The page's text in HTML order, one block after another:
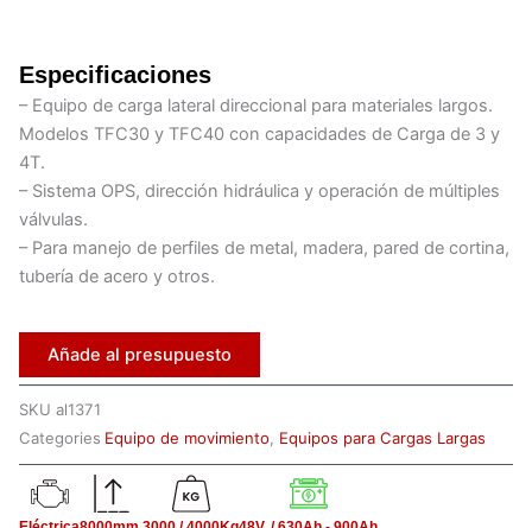
Especificaciones
– Equipo de carga lateral direccional para materiales largos.
Modelos TFC30 y TFC40 con capacidades de Carga de 3 y
4T.
– Sistema OPS, dirección hidráulica y operación de múltiples
válvulas.
– Para manejo de perfiles de metal, madera, pared de cortina,
tubería de acero y otros.
Añade al presupuesto
SKU al1371
Categories Equipo de movimiento Equipos para Cargas Largas